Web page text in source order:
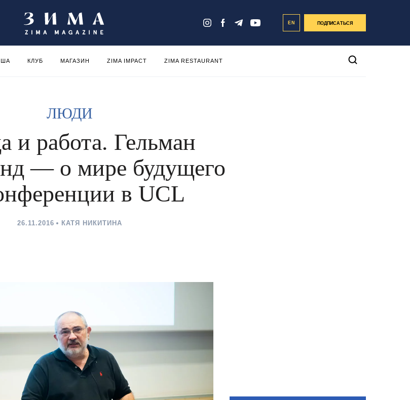
EN ПОДПИСАТЬСЯ
КЛУБ МАГАЗИН ZIMA IMPACT ZIMA RESTAURANT
ЛЮДИ
и работа. Гельман
— о мире будущего
в UCL
26.11.2016 КАТЯ НИКИТИНА